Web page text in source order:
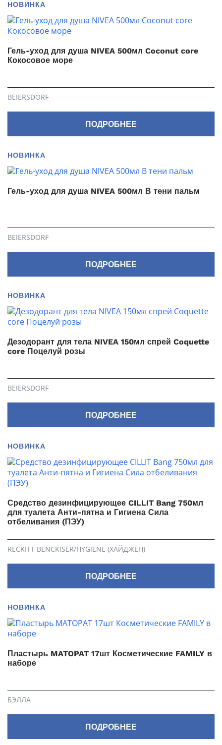
НОВИНКА
Гель-уход для душа NIVEA 500мл Coconut core
Кокосовое море
BEIERSDORF
ПОДРОБНЕЕ
НОВИНКА
Гель-уход для душа NIVEA 500мл В тени пальм
BEIERSDORF
ПОДРОБНЕЕ
НОВИНКА
Дезодорант для тела NIVEA 150мл спрей Coquette
core Поцелуй розы
BEIERSDORF
ПОДРОБНЕЕ
НОВИНКА
Средство дезинфицирующее CILLIT Bang 750мл
для туалета Анти-пятна и Гигиена Сила
отбеливания (ПЭУ)
RECKITT BENCKISER/HYGIENE (ХАЙДЖЕН)
ПОДРОБНЕЕ
НОВИНКА
Пластырь MATOPAT 17шт Косметические FAMILY в
наборе
БЭЛЛА
ПОДРОБНЕЕ